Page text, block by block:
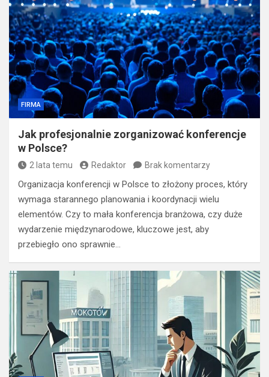
FIRMA
Jak profesjonalnie zorganizować konferencje
w Polsce?
2 lata temu Redaktor Brak komentarzy
Organizacja konferencji w Polsce to złożony proces, który
wymaga starannego planowania i koordynacji wielu
elementów. Czy to mała konferencja branżowa, czy duże
wydarzenie międzynarodowe, kluczowe jest, aby
przebiegło ono sprawnie…